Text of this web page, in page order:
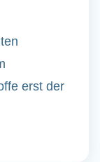
erst der